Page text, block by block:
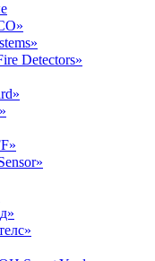
Detectors»